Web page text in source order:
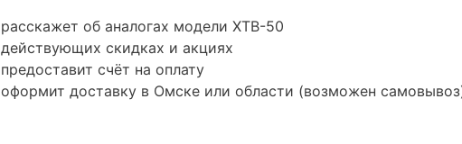
расскажет об аналогах модели XTB-50
действующих скидках и акциях
предоставит счёт на оплату
оформит доставку в Омске или области (возможен